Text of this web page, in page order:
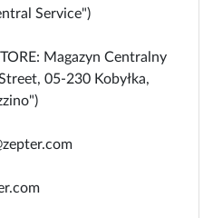
Service")
Magazyn Centralny
05-230 Kobyłka,